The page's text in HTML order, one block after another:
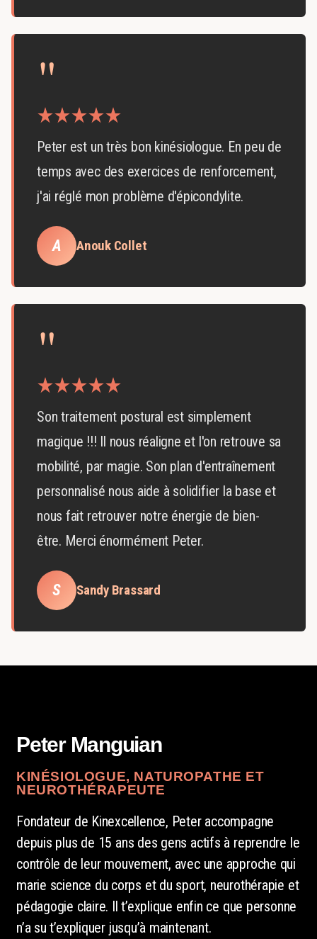
"
Peter est un très bon kinésiologue. En peu de
temps avec des exercices de renforcement,
j'ai réglé mon problème d'épicondylite.
A Anouk Collet
"
Son traitement postural est simplement
magique !!! Il nous réaligne et l'on retrouve sa
mobilité, par magie. Son plan d'entraînement
personnalisé nous aide à solidifier la base et
nous fait retrouver notre énergie de bien-
être. Merci énormément Peter.
S Sandy Brassard
Peter Manguian
KINÉSIOLOGUE, NATUROPATHE ET
NEUROTHÉRAPEUTE
Fondateur de Kinexcellence, Peter accompagne
depuis plus de 15 ans des gens actifs à reprendre le
contrôle de leur mouvement, avec une approche qui
marie science du corps et du sport, neurothérapie et
pédagogie claire. Il t’explique enfin ce que personne
n’a su t’expliquer jusqu’à maintenant.